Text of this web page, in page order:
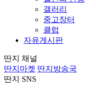
갤러리
중고장터
클럽
자유게시판
딴지 채널
딴지마켓 딴지방송국
딴지 SNS